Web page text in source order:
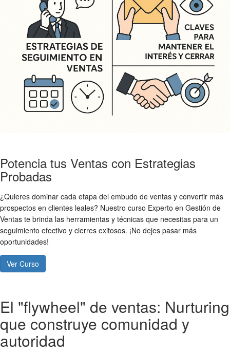
Potencia tus Ventas con Estrategias
Probadas
¿Quieres dominar cada etapa del embudo de ventas y convertir más
prospectos en clientes leales? Nuestro curso Experto en Gestión de
Ventas te brinda las herramientas y técnicas que necesitas para un
seguimiento efectivo y cierres exitosos. ¡No dejes pasar más
oportunidades!
Ver Curso
El "flywheel" de ventas: Nurturing
que construye comunidad y
autoridad